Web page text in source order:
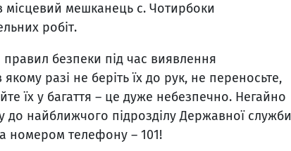
місцевий мешканець с. Чотирбоки
робіт.
безпеки під час виявлення
разі не беріть їх до рук, не переносьте,
їх у багаття – це дуже небезпечно. Негайно
до найближчого підрозділу Державної служби
номером телефону – 101!